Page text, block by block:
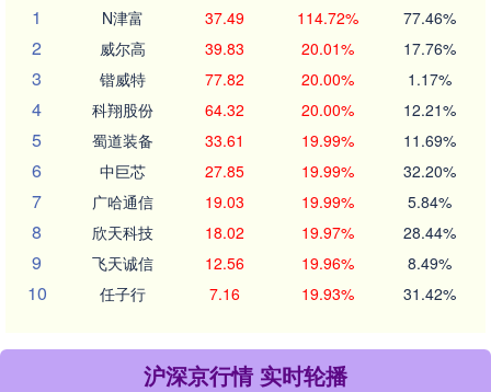
1
N津富 37.49 114.72% 77.46%
2 威尔高 39.83 20.01% 17.76%
3 锴威特 77.82 20.00% 1.17%
4 科翔股份 64.32 20.00% 12.21%
5 蜀道装备 33.61 19.99% 11.69%
6 中巨芯 27.85 19.99% 32.20%
7 广哈通信 19.03 19.99% 5.84%
8 欣天科技 18.02 19.97% 28.44%
9 飞天诚信 12.56 19.96% 8.49%
10 任子行 7.16 19.93% 31.42%
沪深京行情 实时轮播